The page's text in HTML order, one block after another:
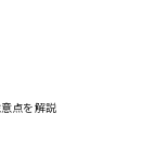
点を解説